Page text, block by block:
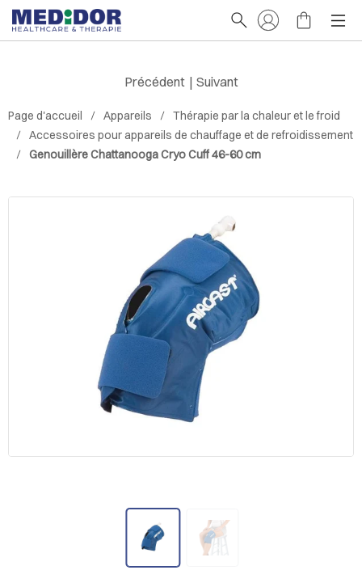
Page d'accueil Appareils
Thérapie par la chaleur et le froid
Accessoires pour appareils de chauffage et de refroidissement
Genouillère Chattanooga Cryo Cuff 46-60 cm
Précédent | Suivant